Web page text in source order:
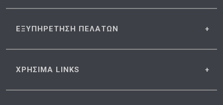
ΕΞΥΠΗΡΕΤΗΣΗ ΠΕΛΑΤΩΝ
ΧΡΗΣΙΜΑ LINKS